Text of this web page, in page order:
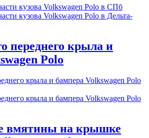
переднего крыла и
Polo
вмятины на крышке